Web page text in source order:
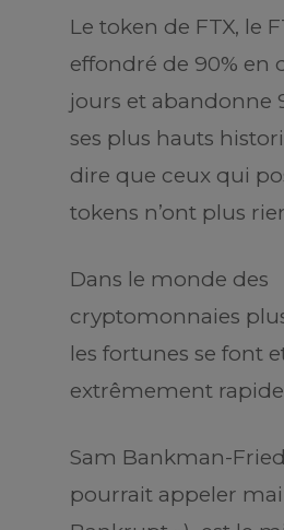
Le token de FTX, le
effondré de 90% en
jours et abandonne
ses plus hauts
dire que ceux qui
tokens n’ont plus
Dans le monde des
cryptomonnaies
les fortunes se font
extrêmement
Sam Bankman-Fried
pourrait appeler